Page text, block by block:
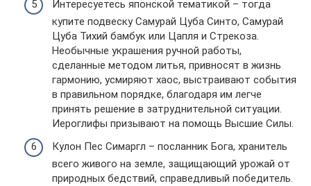
Интересуетесь японской тематикой – тогда
купите подвеску Самурай Цуба Синто, Самурай
Цуба Тихий бамбук или Цапля и Стрекоза.
Необычные украшения ручной работы,
сделанные методом литья, привносят в жизнь
гармонию, усмиряют хаос, выстраивают события
в правильном порядке, благодаря им легче
принять решение в затруднительной ситуации.
Иероглифы призывают на помощь Высшие Силы.
Кулон Пес Симаргл – посланник Бога, хранитель
всего живого на земле, защищающий урожай от
природных бедствий, справедливый победитель.